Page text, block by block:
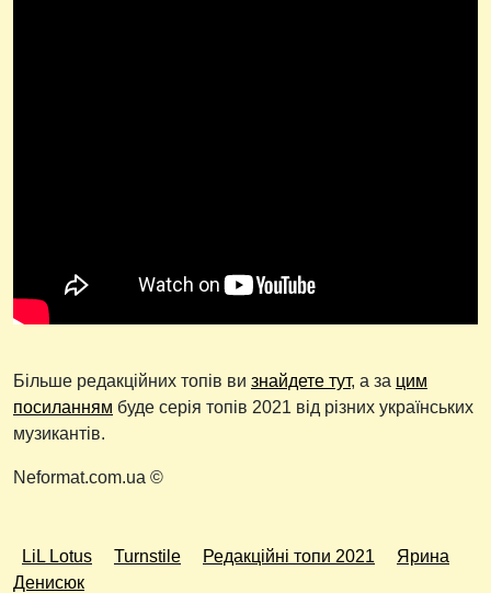
Більше редакційних топів ви знайдете тут, а за цим
посиланням буде серія топів 2021 від різних українських
музикантів.
Neformat.com.ua ©
LiL Lotus Turnstile Редакційні топи 2021
Ярина
Денисюк